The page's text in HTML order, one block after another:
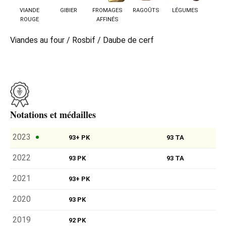
VIANDE
ROUGE
GIBIER
FROMAGES
AFFINÉS
RAGOÛTS LÉGUMES
Viandes au four / Rosbif / Daube de cerf
Notations et médailles
2023 93+ PK 93 TA
2022 93 PK 93 TA
2021 93+ PK
2020 93 PK
2019 92 PK